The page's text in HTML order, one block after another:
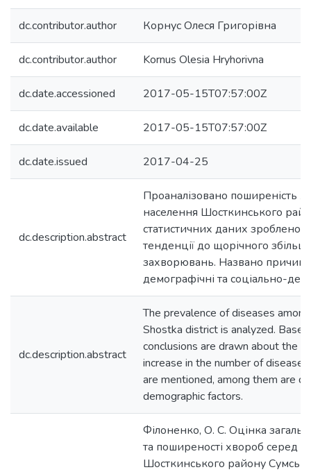
dc.contributor.author Корнус Олеся Григорівна
dc.contributor.author Kornus Olesia Hryhorivna
dc.date.accessioned 2017-05-15T07:57:00Z
dc.date.available 2017-05-15T07:57:00Z
dc.date.issued 2017-04-25
dc.description.abstract
Проаналізовано поширеність
населення Шосткинського
статистичних даних зроблено
тенденції до щорічного
захворювань. Названо
демографічні та соціально-
dc.description.abstract
The prevalence of diseases
Shostka district is analyzed.
conclusions are drawn about the
increase in the number of
are mentioned, among them are
demographic factors.
Філоненко, О. С. Оцінка
та поширеності хвороб серед
Шосткинського району